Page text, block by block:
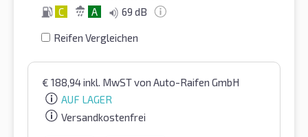
C A 69 dB
Reifen Vergleichen
€ 188,94inkl. MwSTvon Auto-Raifen GmbH
AUF LAGER
Versandkostenfrei